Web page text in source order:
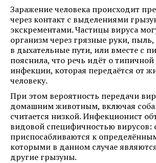
Заражение человека происходит
через контакт с выделениями
экскрементами. Частицы вируса
организм через грязные руки,
в дыхательные пути, или вместе с
пояснила, что речь идёт о
инфекции, которая передаётся от
человеку.
При этом вероятность передачи
домашним животным, включая
считается низкой. Инфекционист
видовой специфичностью вирусов:
приспосабливаются к
которыми в данном случае
другие грызуны.